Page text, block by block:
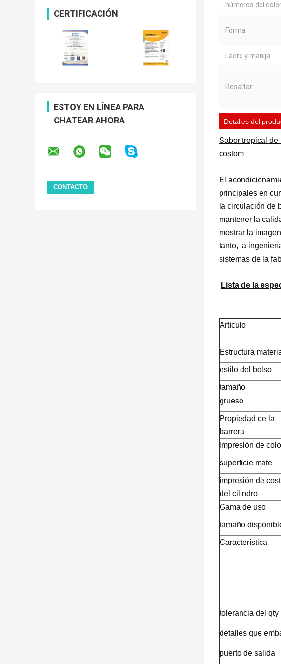
CERTIFICACIÓN
ESTOY EN LÍNEA PARA
CHATEAR AHORA
números del
Forma:
Lacre y manija:
Resaltar:
Detalles del
Sabor tropical de
costom
El
principales en
la circulación de
mantener la
mostrar la
tanto, la
sistemas de la
Lista de la
Artículo
Estructura
estilo del bolso
tamaño
grueso
Propiedad de la
barrera
Impresión de
superficie mate
impresión de
del cilindro
Gama de uso
tamaño
Característica
tolerancia del qty
detalles que
puerto de salida